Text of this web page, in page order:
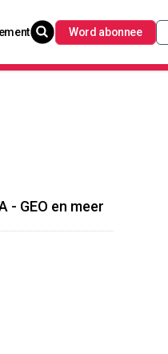
Word abonnee
- GEO en meer